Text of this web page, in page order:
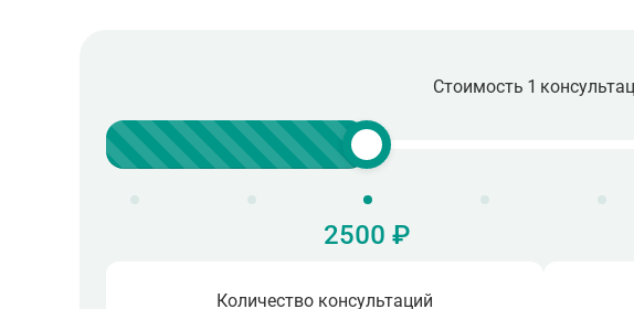
Стоимость 1
2500 ₽
Количество консультаций